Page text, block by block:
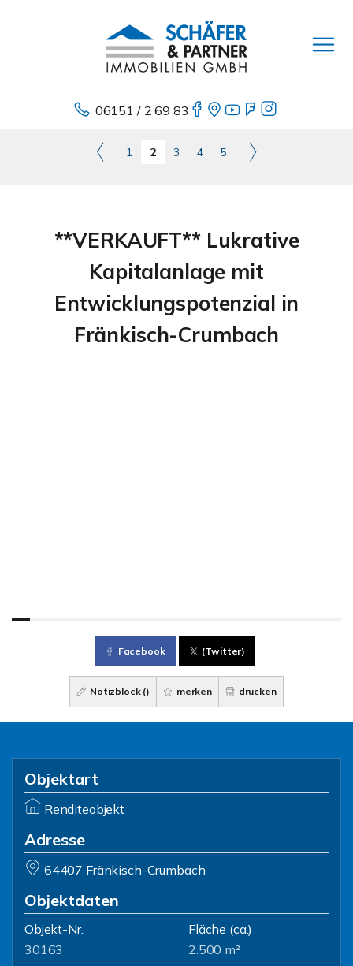
06151 / 2 69 83
1 2 3 4 5
**VERKAUFT** Lukrative
Kapitalanlage mit
Entwicklungspotenzial in
Fränkisch-Crumbach
Facebook (Twitter)
Notizblock () merken drucken
Objektart
Renditeobjekt
Adresse
64407 Fränkisch-Crumbach
Objektdaten
Objekt-Nr.
30163
Fläche (ca.)
2.500 m²